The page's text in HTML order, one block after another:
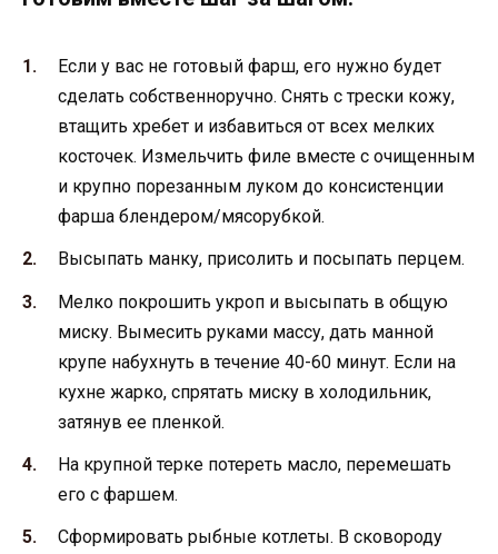
Если у вас не готовый фарш, его нужно будет
сделать собственноручно. Снять с трески кожу,
втащить хребет и избавиться от всех мелких
косточек. Измельчить филе вместе с очищенным
и крупно порезанным луком до консистенции
фарша блендером/мясорубкой.
Высыпать манку, присолить и посыпать перцем.
Мелко покрошить укроп и высыпать в общую
миску. Вымесить руками массу, дать манной
крупе набухнуть в течение 40-60 минут. Если на
кухне жарко, спрятать миску в холодильник,
затянув ее пленкой.
На крупной терке потереть масло, перемешать
его с фаршем.
Сформировать рыбные котлеты. В сковороду